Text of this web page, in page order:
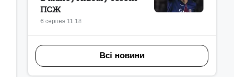
6 серпня 11:18
ПСЖ
Всі новини